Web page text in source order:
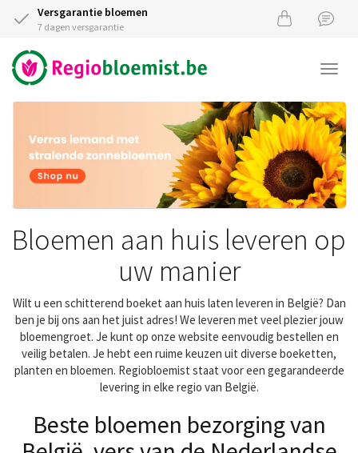
Versgarantie bloemen
7 dagen versgarantie
Bloemen aan huis leveren op
uw manier
Wilt u een schitterend boeket aan huis laten leveren in België? Dan
ben je bij ons aan het juist adres! We leveren met veel plezier jouw
bloemengroet. Je kunt op onze website eenvoudig bestellen en
veilig betalen. Je hebt een ruime keuzen uit diverse boeketten,
planten en bloemen. Regiobloemist staat voor een gegarandeerde
levering in elke regio van België.
Beste bloemen bezorging van